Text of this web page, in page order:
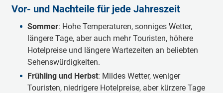
Vor- und Nachteile für jede Jahreszeit
Sommer: Hohe Temperaturen, sonniges Wetter,
längere Tage, aber auch mehr Touristen, höhere
Hotelpreise und längere Wartezeiten an beliebten
Sehenswürdigkeiten.
Frühling und Herbst: Mildes Wetter, weniger
Touristen, niedrigere Hotelpreise, aber kürzere Tage